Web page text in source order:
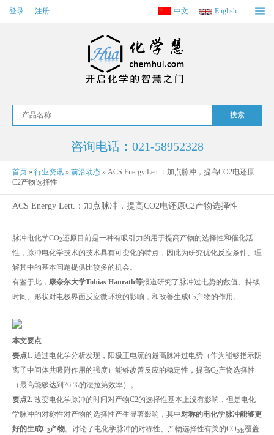
登录 注册 中文 English
咨询电话：021-58952328
首页 » 行业资讯 » 前沿动态 » ACS Energy Lett.：加点脉冲，提高CO2电还原
C2产物选择性
ACS Energy Lett.：加点脉冲，提高CO2电还原C2产物选择性
脉冲电化学CO2还原目前是一种有吸引力的用于提高产物的选择性和催化活
性，脉冲电化学技术的技术具有可变化的特点，因此为研究优化反应条件、理
解其中的基本问题提供比较多的机会。
有鉴于此， 康奈尔大学Tobias Hanrath等报道研究了脉冲过电势的数值、持续
时间、形状对电极界面反应微环境的影响，和改善生成C2 产物的作用。
本文要点
要点1. 通过电化学分析发现，阳极正电流的最高脉冲过电势（作为能够指示阴
离子中间体共吸附作用的强度）能够改善反应的稳定性，提高C2 产物选择性
（最高能够达到76 %的法拉第效率）。
要点2. 改变电化学脉冲的时间对产物C2的选择性基本上没有影响，但是电化
学脉冲的对称性对产物的选择性产生显著影响，其中对称的电化学脉冲能够更
好的生成C2 产物。讨论了电化学脉冲的对称性、产物选择性有关的COads覆盖